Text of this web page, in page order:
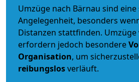
Umzüge nach Bärnau sind
Angelegenheit, besonders
Distanzen stattfinden. Umzüge
erfordern jedoch besondere
Organisation, um
reibungslosverläuft.